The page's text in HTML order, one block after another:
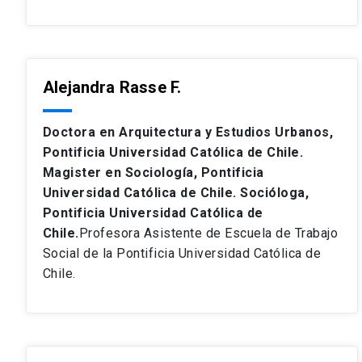
Alejandra Rasse F.
Doctora en Arquitectura y Estudios Urbanos,
Pontificia Universidad Católica de Chile.
Magister en Sociología, Pontificia
Universidad Católica de Chile. Socióloga,
Pontificia Universidad Católica de
Chile.Profesora Asistente de Escuela de Trabajo
Social de la Pontificia Universidad Católica de
Chile.